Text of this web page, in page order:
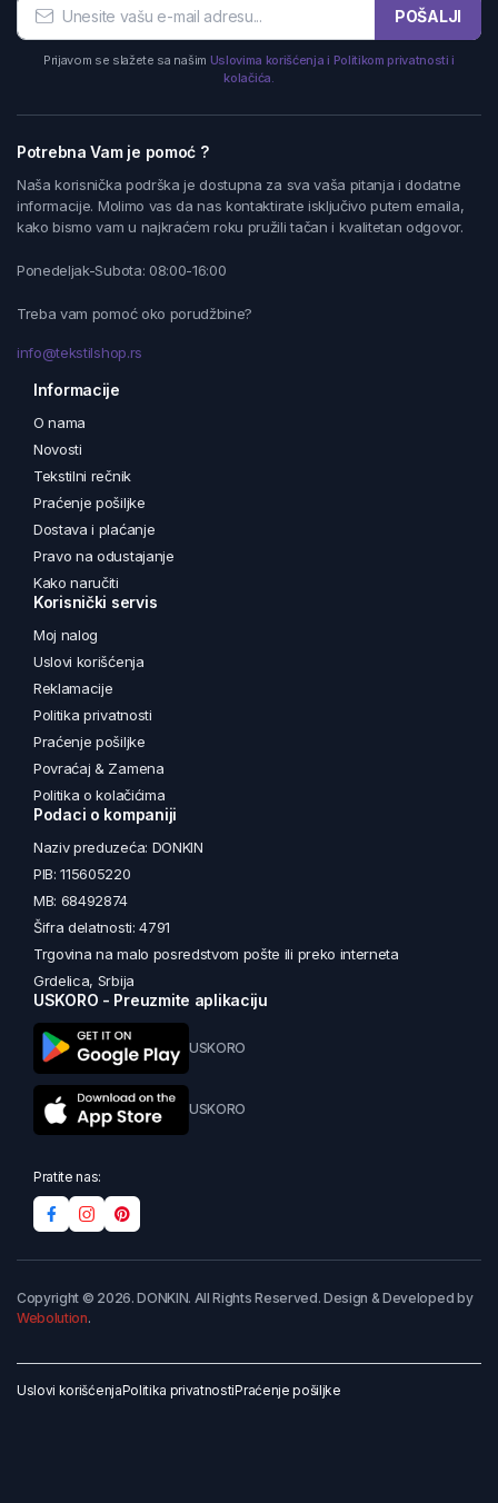
POŠALJI
Prijavom se slažete sa našim Uslovima korišćenja i Politikom privatnosti i
kolačića.
Potrebna Vam je pomoć ?
Naša korisnička podrška je dostupna za sva vaša pitanja i dodatne
informacije. Molimo vas da nas kontaktirate isključivo putem emaila,
kako bismo vam u najkraćem roku pružili tačan i kvalitetan odgovor.
Ponedeljak-Subota: 08:00-16:00
Treba vam pomoć oko porudžbine?
info@tekstilshop.rs
Informacije
O nama
Novosti
Tekstilni rečnik
Praćenje pošiljke
Dostava i plaćanje
Pravo na odustajanje
Kako naručiti
Korisnički servis
Moj nalog
Uslovi korišćenja
Reklamacije
Politika privatnosti
Praćenje pošiljke
Povraćaj & Zamena
Politika o kolačićima
Podaci o kompaniji
Naziv preduzeća: DONKIN
PIB: 115605220
MB: 68492874
Šifra delatnosti: 4791
Trgovina na malo posredstvom pošte ili preko interneta
Grdelica, Srbija
USKORO - Preuzmite aplikaciju
USKORO
USKORO
Pratite nas:
Copyright © 2026. DONKIN. All Rights Reserved. Design & Developed by
Webolution.
Uslovi korišćenjaPolitika privatnostiPraćenje pošiljke